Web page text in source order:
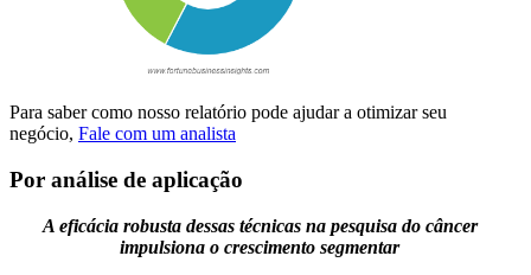
Para saber como nosso relatório pode ajudar a otimizar seu
negócio, Fale com um analista
Por análise de aplicação
A eficácia robusta dessas técnicas na pesquisa do câncer
impulsiona o crescimento segmentar